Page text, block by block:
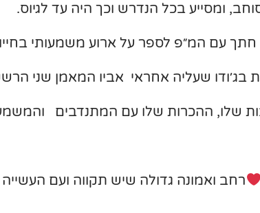
ומסייע בכל הנדרש וכך היה עד לגיוס.
עם המ״פ לספר על ארוע משמעותי
בג׳ודו שעליה אחראי אביו המאמן שני
שלו, ההכרות שלו עם המתנדבים
רחב ואמונה גדולה שיש תקווה ועם